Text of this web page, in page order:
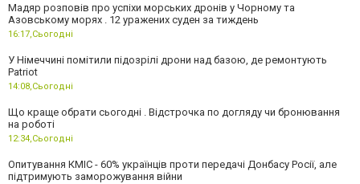
Мадяр розповів про успіхи морських дронів у Чорному та
Азовському морях . 12 уражених суден за тиждень
16:17, Сьогодні
У Німеччині помітили підозрілі дрони над базою, де ремонтують
Patriot
14:08, Сьогодні
Що краще обрати сьогодні . Відстрочка по догляду чи бронювання
на роботі
12:34, Сьогодні
Опитування КМІС - 60% українців проти передачі Донбасу Росії, але
підтримують заморожування війни